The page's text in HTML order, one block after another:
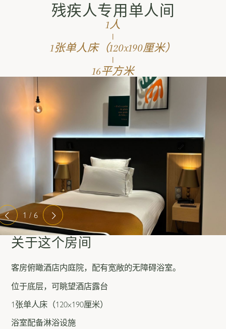
残疾人专用单人间
1人
|
1张单人床（120x190厘米）
|
16平方米
1 / 6
关于这个房间
客房俯瞰酒店内庭院，配有宽敞的无障碍浴室。
位于底层，可眺望酒店露台
1张单人床（120x190厘米）
浴室配备淋浴设施